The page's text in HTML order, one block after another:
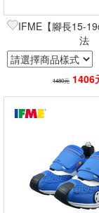
IFME【腳長15-
法
1480元 1406